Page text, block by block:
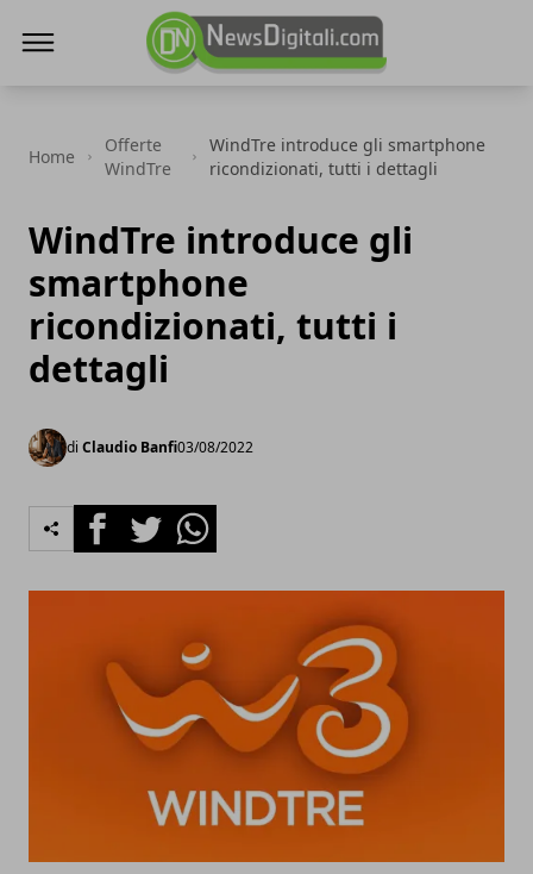
Home
Offerte
WindTre
WindTre introduce gli smartphone
ricondizionati, tutti i dettagli
WindTre introduce gli
smartphone
ricondizionati, tutti i
dettagli
di Claudio Banfi03/08/2022
FacebookTwitterWhatsapp